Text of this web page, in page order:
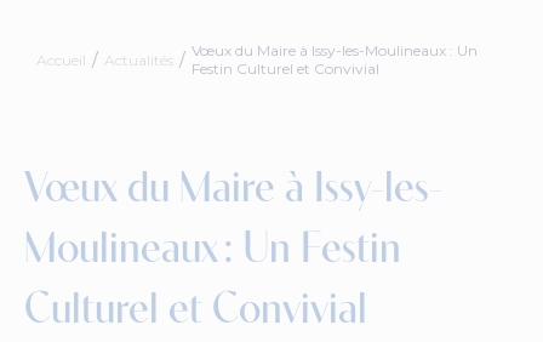
Accueil Actualités
Vœux du Maire à Issy-les-Moulineaux : Un
Festin Culturel et Convivial
Vœux du Maire à Issy-les-
Moulineaux : Un Festin
Culturel et Convivial